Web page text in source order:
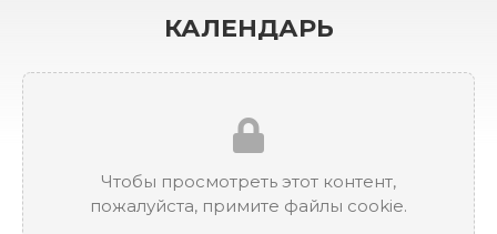
КАЛЕНДАРЬ
Чтобы просмотреть этот контент,
пожалуйста, примите файлы cookie.